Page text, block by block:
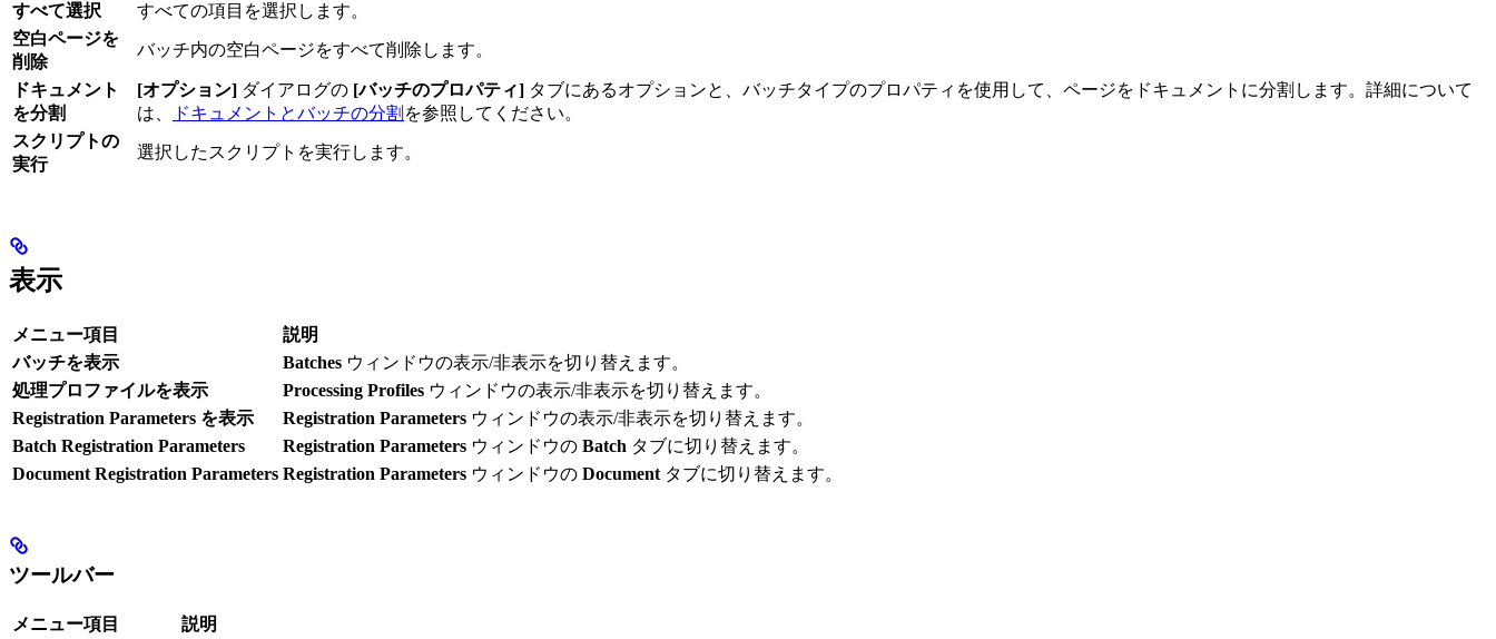
すべて選択
すべての項目を選択します。
空白ページを
削除
バッチ内の空白ページをすべて削除します。
ドキュメント
を分割
[オプション] ダイアログの [バッチのプロパティ] タブにあるオプションと、バッチタイプのプロパティを使用して、ページをドキュメントに分割します。詳細について
は、
ドキュメントとバッチの分割 を参照してください。
スクリプトの
実行
選択したスクリプトを実行します。
表示
メニュー項目
説明
バッチを表示
Batches ウィンドウの表示/非表示を切り替えます。
処理プロファイルを表示
Processing Profiles ウィンドウの表示/非表示を切り替えます。
Registration Parameters を表示
Registration Parameters ウィンドウの表示/非表示を切り替えます。
Batch Registration Parameters
Registration Parameters ウィンドウの Batch タブに切り替えます。
Document Registration Parameters Registration Parameters ウィンドウの Document タブに切り替えます。
ツールバー
メニュー項目 説明